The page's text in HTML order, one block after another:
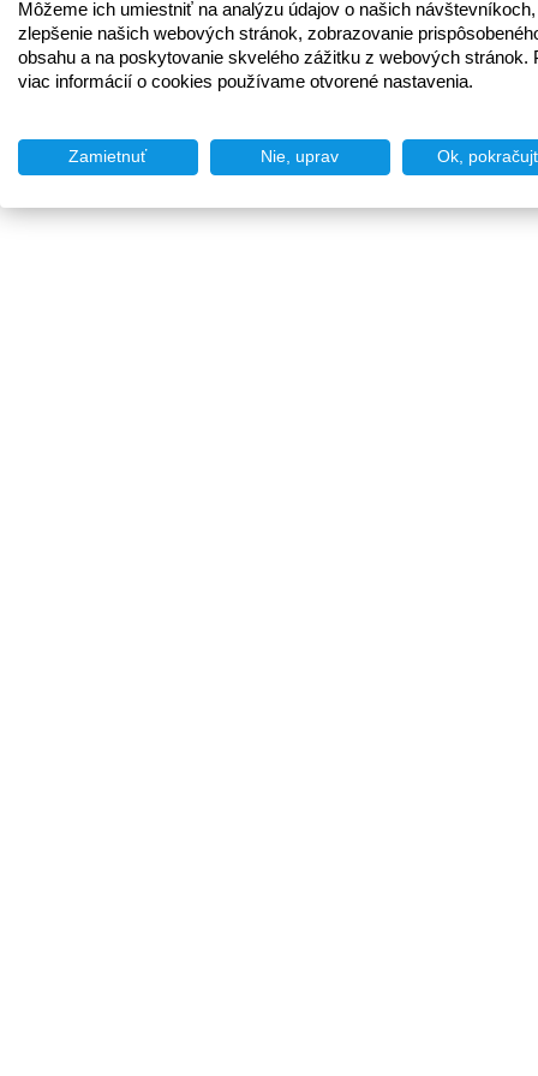
Môžeme ich umiestniť na analýzu údajov o našich
zlepšenie našich webových stránok, zobrazovanie
obsahu a na poskytovanie skvelého zážitku z webových stránok.
viac informácií o cookies používame otvorené nastavenia.
Zamietnuť Nie, uprav Ok,